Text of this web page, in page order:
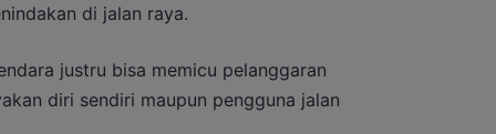
di jalan raya.
justru bisa memicu pelanggaran
diri sendiri maupun pengguna jalan